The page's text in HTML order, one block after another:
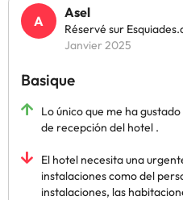
Asel
Réservé sur
Janvier 2025
Basique
Lo único que me ha
de recepción del hotel .
El hotel necesita una
instalaciones como del
instalaciones, las